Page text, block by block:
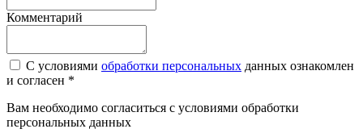
Комментарий
С условиями обработки персональных данных ознакомлен
и согласен *
Вам необходимо согласиться с условиями обработки
персональных данных